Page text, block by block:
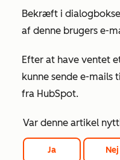
Bekræft i
af denne brugers e-
Efter at have ventet
kunne sende e-
fra HubSpot.
Var denne artikel
Ja Nej